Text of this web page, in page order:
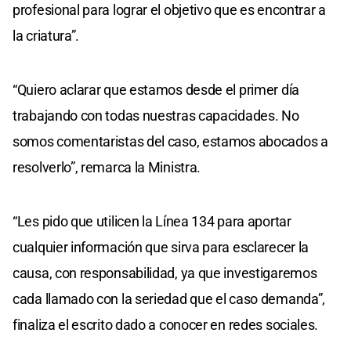
profesional para lograr el objetivo que es encontrar a
la criatura”.
“Quiero aclarar que estamos desde el primer día
trabajando con todas nuestras capacidades. No
somos comentaristas del caso, estamos abocados a
resolverlo”, remarca la Ministra.
“Les pido que utilicen la Línea 134 para aportar
cualquier información que sirva para esclarecer la
causa, con responsabilidad, ya que investigaremos
cada llamado con la seriedad que el caso demanda”,
finaliza el escrito dado a conocer en redes sociales.